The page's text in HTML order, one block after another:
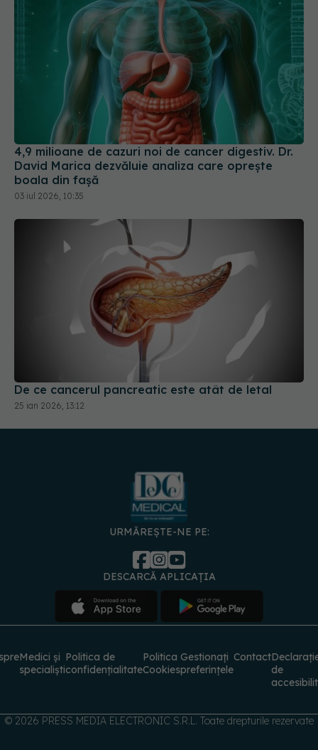
4,9 milioane de cazuri noi de cancer digestiv. Dr.
David Marica dezvăluie analiza care oprește
boala din fașă
03 iul 2026, 10:35
De ce cancerul pancreatic este atât de letal
25 ian 2026, 13:12
URMĂREȘTE-NE PE:
DESCARCĂ APLICAȚIA
Medici și
specialiști
Politica de
confidențialitate
Politica
Cookies
Gestionați
preferințele
Contact
de
© 2026 PRESS MEDIA ELECTRONIC S.R.L. Toate drepturile rezervate